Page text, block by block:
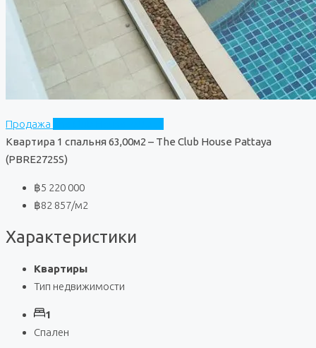
Продажа
Квартира 1 спальня 63,00м2 – The Club House Pattaya
(PBRE2725S)
฿5 220 000
฿82 857/м2
Характеристики
Квартиры
Тип недвижимости
1
Спален